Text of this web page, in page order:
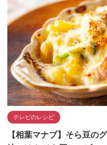
テレビのレシピ
【相葉マナブ】そら豆の